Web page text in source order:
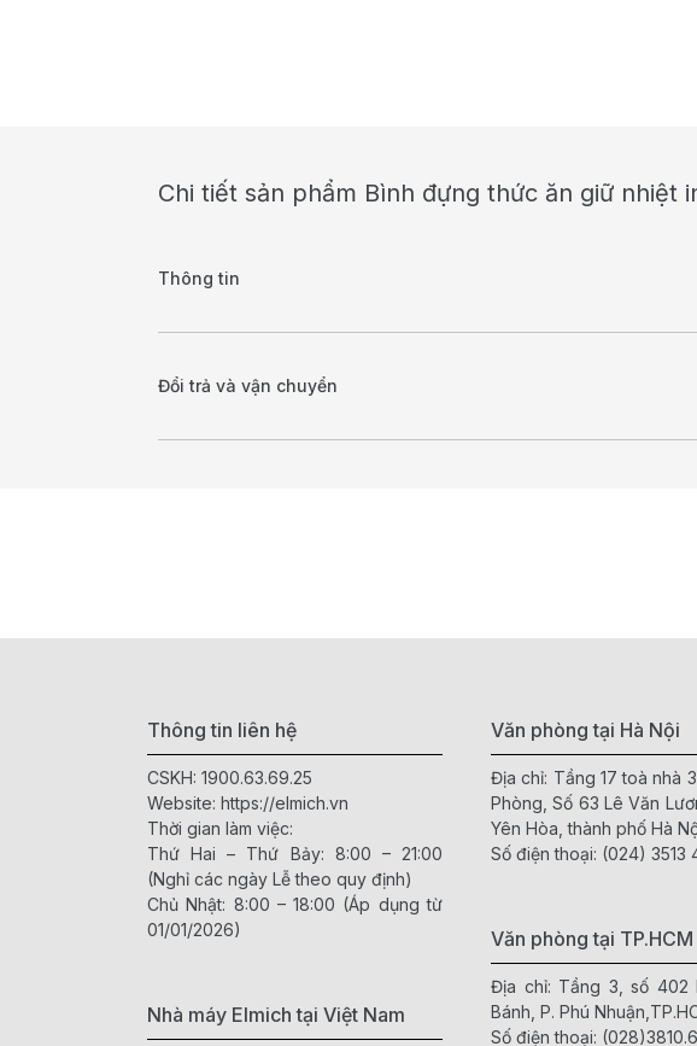
Chi tiết sản phẩm Bình đựng thức ăn giữ nhiệt
Thông tin
Đổi trả và vận chuyển
Thông tin liên hệ
CSKH: 1900.63.69.25
Website: https://elmich.vn
Thời gian làm việc:
Thứ Hai – Thứ Bảy: 8:00 – 21:00
(Nghỉ các ngày Lễ theo quy định)
Chủ Nhật: 8:00 – 18:00 (Áp dụng từ
01/01/2026)
Nhà máy Elmich tại Việt Nam
Văn phòng tại Hà Nội
Địa chỉ: Tầng 17 toà nhà
Phòng, Số 63 Lê Văn
Yên Hòa, thành phố Hà
Số điện thoại: (024) 3513
Văn phòng tại TP.HCM
Địa chỉ: Tầng 3, số 402
Bánh, P. Phú
Số điện thoại: